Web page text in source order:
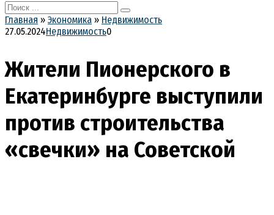
Search
for:
Главная » Экономика » Недвижимость
27.05.2024Недвижимость0
Жители Пионерского в
Екатеринбурге выступили
против строительства
«свечки» на Советской